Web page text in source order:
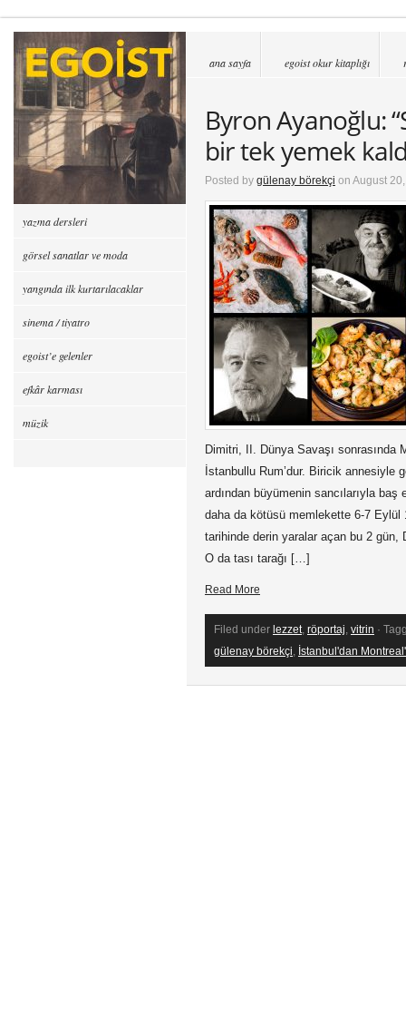
ana sayfa egoist okur kitaplığı
Byron Ayanoğlu:
bir tek yemek
Posted by gülenay börekçi on August
Dimitri, II. Dünya Savaşı sonrasında
İstanbullu Rum’dur. Biricik annesiyle
ardından büyümenin sancılarıyla
daha da kötüsü memlekette 6-7 Eylül
tarihinde derin yaralar açan bu 2 gün,
O da tası tarağı […]
Read More
Filed under lezzet, röportaj, vitrin ·
gülenay börekçi, İstanbul'dan
yazma dersleri
görsel sanatlar ve moda
yangında ilk kurtarılacaklar
sinema / tiyatro
egoist’e gelenler
efkâr karması
müzik